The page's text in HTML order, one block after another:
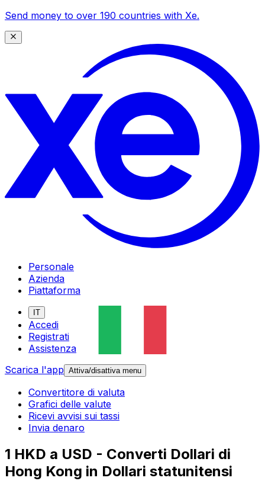
Send money to over 190 countries with Xe.
Personale
Azienda
Piattaforma
IT
Accedi
Registrati
Assistenza
Scarica l'app Attiva/disattiva menu
Convertitore di valuta
Grafici delle valute
Ricevi avvisi sui tassi
Invia denaro
1 HKD a USD - Converti Dollari di
Hong Kong in Dollari statunitensi